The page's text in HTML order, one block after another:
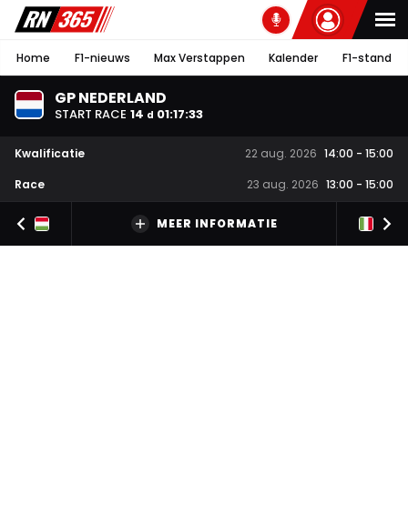
Home F1-nieuws Max Verstappen Kalender F1-stand
GP NEDERLAND
START RACE 14 d 01:17:32
Kwalificatie 22 aug. 2026 14:00 - 15:00
Race
23 aug. 2026 13:00 - 15:00
MEER INFORMATIE